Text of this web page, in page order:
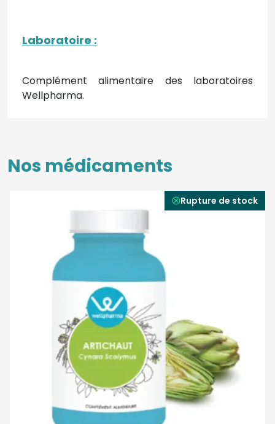
Laboratoire :
Complément alimentaire des laboratoires
Wellpharma.
Nos médicaments
Rupture de stock